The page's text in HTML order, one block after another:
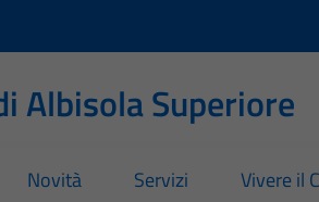
Albisola Superiore
Novità Servizi Vivere il